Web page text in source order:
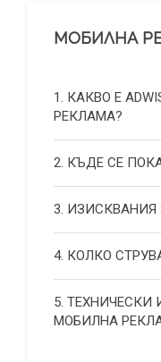
МОБИЛНА
1. КАКВО Е
РЕКЛАМА?
2. КЪДЕ СЕ
3.
4. КОЛКО
5. ТЕХНИЧЕСКИ
МОБИЛНА